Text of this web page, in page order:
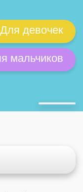
Для девочек
мальчиков